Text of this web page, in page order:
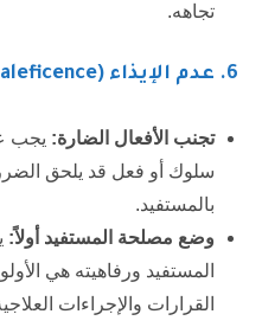
تجاهه.
6. عدم الإيذاء (Non-Maleficence):
تجنب الأفعال الضارة: يجب
سلوك أو فعل قد يلحق
بالمستفيد.
وضع مصلحة المستفيد أولاً:
المستفيد ورفاهيته هي
القرارات والإجراءات